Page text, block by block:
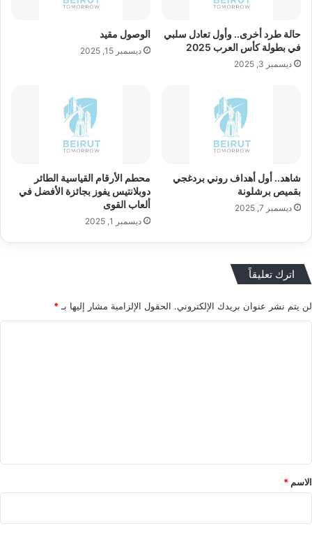
حالة طرد أخرى.. وأول تعادل سلبي
في بطولة كأس العرب 2025
ديسمبر 3, 2025
الوصول مقيد
ديسمبر 15, 2025
شاهد.. أول أهداف روني بردغجي
بقميص برشلونة
ديسمبر 7, 2025
محطم الأرقام القياسية الطائر
دوبلانتيس يفوز بجائزة الأفضل في
ألعاب القوى
ديسمبر 1, 2025
اترك تعليقاً
لن يتم نشر عنوان بريدك الإلكتروني. الحقول الإلزامية مشار إليها بـ *
*
الاسم *